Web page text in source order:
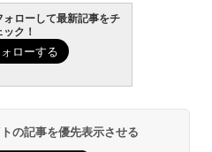
フトカード - 800 Robux 【限
ャルアイテムを含む】 【オンラ
スポート公式テキスト 第４版
Kindle Paperwhite (16GB) 7イ
スプレイ、色調調節ライト、12
ローして最新記事をチ
ック！
の記事を優先表示させる